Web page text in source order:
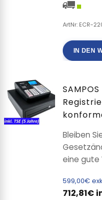
ArtNr: ECR-
IN DEN
Bleiben
eine gute
599,00€
712,81€